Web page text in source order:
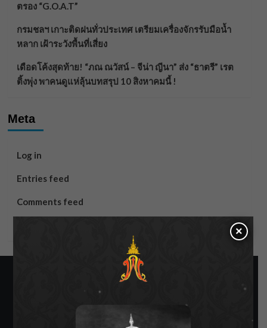
ตรอง “G.O.A.T”
กรมชลฯ เกาะติดฝนทั่วประเทศ เตรียมเครื่องจักรรับมือน้ำ
หลาก เฝ้าระวังพื้นที่เสี่ยง
เดือดโค้งสุดท้าย! “ภณ ณวัสน์ – จีน่า ญีนา” ส่ง “ธาตรี” เรต
ติ้งพุ่ง พาคนดูแห่ลุ้นบทสรุป 10 สิงหาคมนี้ !
Meta
Log in
Entries feed
Comments feed
×